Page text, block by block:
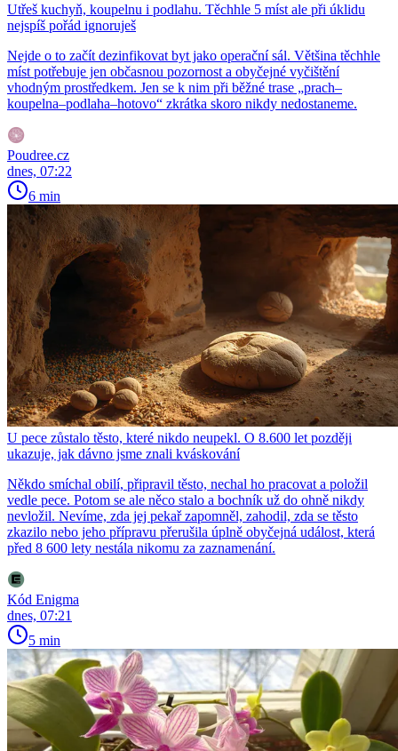
Utřeš kuchyň, koupelnu i podlahu. Těchhle 5 míst ale při úklidu
nejspíš pořád ignoruješ
Nejde o to začít dezinfikovat byt jako operační sál. Většina těchhle
míst potřebuje jen občasnou pozornost a obyčejné vyčištění
vhodným prostředkem. Jen se k nim při běžné trase „prach–
koupelna–podlaha–hotovo“ zkrátka skoro nikdy nedostaneme.
Poudree.cz
dnes, 07:22
6 min
U pece zůstalo těsto, které nikdo neupekl. O 8.600 let později
ukazuje, jak dávno jsme znali kváskování
Někdo smíchal obilí, připravil těsto, nechal ho pracovat a položil
vedle pece. Potom se ale něco stalo a bochník už do ohně nikdy
nevložil. Nevíme, zda jej pekař zapomněl, zahodil, zda se těsto
zkazilo nebo jeho přípravu přerušila úplně obyčejná událost, která
před 8 600 lety nestála nikomu za zaznamenání.
Kód Enigma
dnes, 07:21
5 min